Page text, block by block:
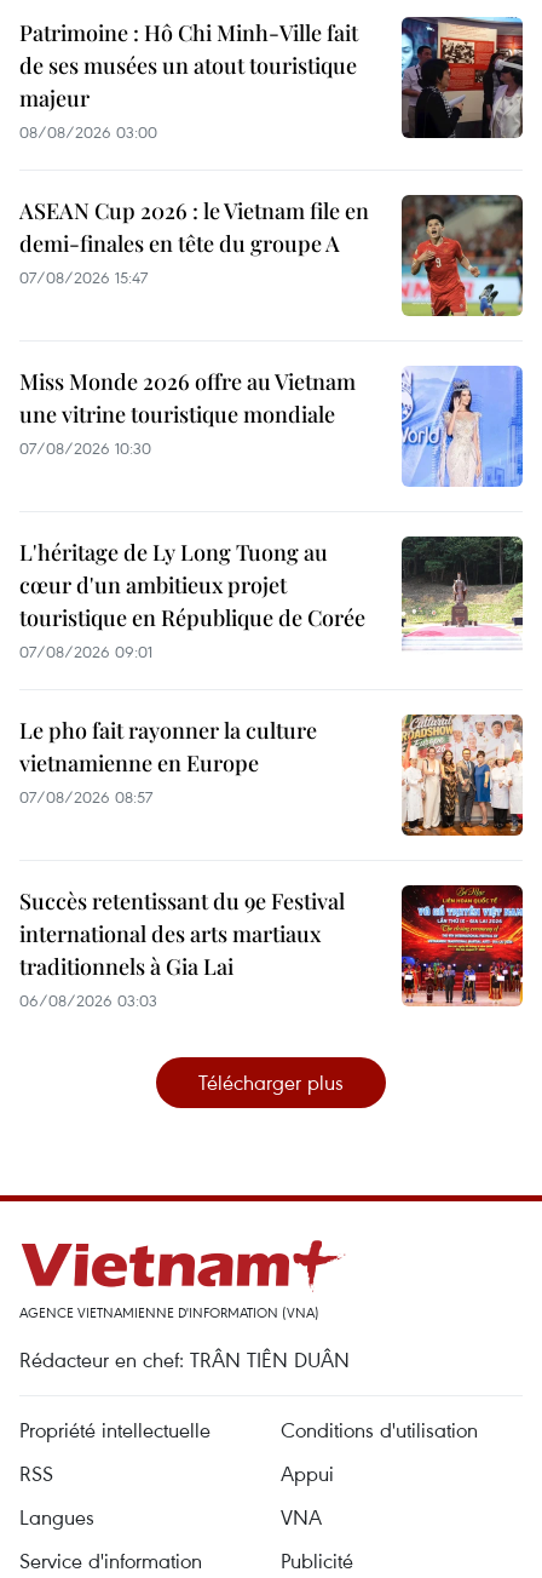
Patrimoine : Hô Chi Minh-Ville fait
de ses musées un atout touristique
majeur
08/08/2026 03:00
ASEAN Cup 2026 : le Vietnam file en
demi-finales en tête du groupe A
07/08/2026 15:47
Miss Monde 2026 offre au Vietnam
une vitrine touristique mondiale
07/08/2026 10:30
L'héritage de Ly Long Tuong au
cœur d'un ambitieux projet
touristique en République de Corée
07/08/2026 09:01
Le pho fait rayonner la culture
vietnamienne en Europe
07/08/2026 08:57
Succès retentissant du 9e Festival
international des arts martiaux
traditionnels à Gia Lai
06/08/2026 03:03
Télécharger plus
AGENCE VIETNAMIENNE D'INFORMATION (VNA)
Rédacteur en chef: TRÂN TIÊN DUÂN
Propriété intellectuelle
Conditions d'utilisation
RSS
Appui
Langues
VNA
Service d'information
Publicité